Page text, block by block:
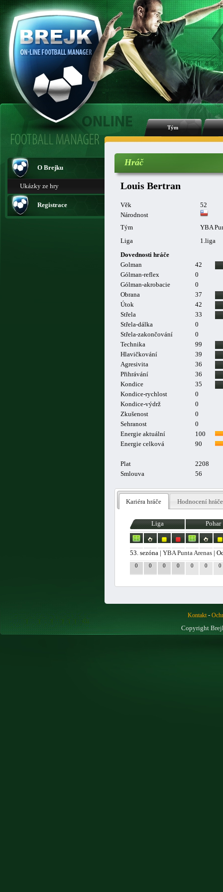
Tým
O Brejku
Ukázky ze hry
Registrace
Hráč
Louis Bertran
Věk
52
Národnost
Tým
YBA
Liga
1.liga
Dovednosti hráče
Golman
42
Gólman-reflex
0
Gólman-akrobacie
0
Obrana
37
Útok
42
Střela
33
Střela-dálka
0
Střela-zakončování
0
Technika
99
Hlavičkování
39
Agresivita
36
Přihrávání
36
Kondice
35
Kondice-rychlost
0
Kondice-výdrž
0
Zkušenost
0
Sehranost
0
Energie aktuální
100
Energie celková
90
Plat
2208
Smlouva
56
Kariéra hráče Hodnocení hráče
Liga Pohar
53. sezóna |YBA Punta Arenas |
0 0 0 0 0 0 0
Kontakt-
Copyright